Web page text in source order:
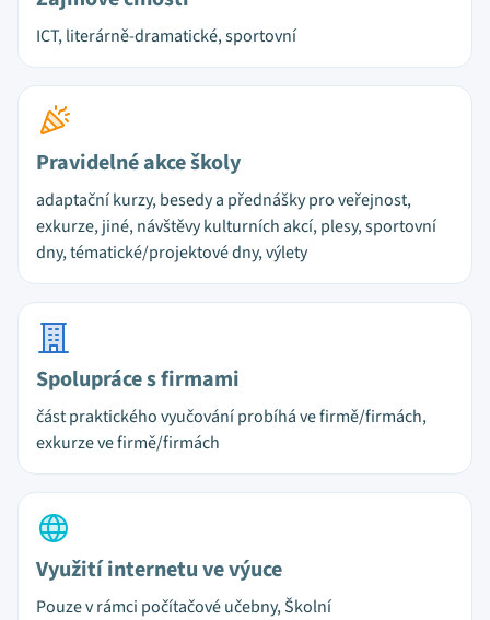
ICT, literárně-dramatické, sportovní
Pravidelné akce školy
adaptační kurzy, besedy a přednášky pro veřejnost,
exkurze, jiné, návštěvy kulturních akcí, plesy, sportovní
dny, tématické/projektové dny, výlety
Spolupráce s firmami
část praktického vyučování probíhá ve firmě/firmách,
exkurze ve firmě/firmách
Využití internetu ve výuce
Pouze v rámci počítačové učebny, Školní